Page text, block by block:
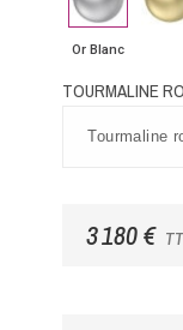
Blanc
Or Blanc
TOURMALINE
3 180 €